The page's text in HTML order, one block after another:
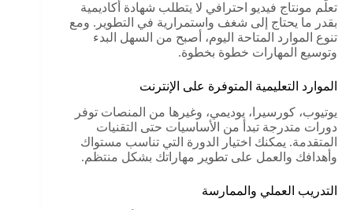
تعلّم مونتاج فيديو احترافي لا يتطلب شهادة أكاديمية
بقدر ما يحتاج إلى شغف واستمرارية في التطوير. ومع
تنوع الموارد المتاحة اليوم، أصبح من السهل البدء
وتوسيع المهارات خطوة بخطوة.
الموارد التعليمية المتوفرة على الإنترنت
يوتيوب، كورسيرا، يوديمي، وغيرها من المنصات توفر
دورات متدرجة تبدأ من الأساسيات حتى التقنيات
المتقدمة. يمكنك اختيار الدورة التي تناسب مستواك
وأهدافك والعمل على تطوير مهاراتك بشكل منتظم.
التدريب العملي والممارسة